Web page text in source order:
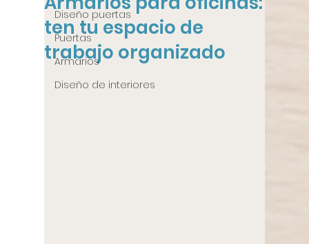
Diseño puertas
Puertas
Armarios
Diseño de interiores
ten tu espacio de
trabajo organizado